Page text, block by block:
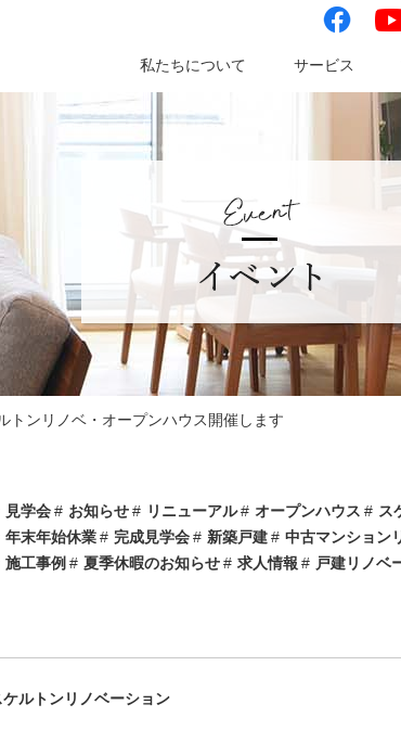
私たちについて サービス
トンリノベ・オープンハウス開催します
見学会 お知らせ リニューアル オープンハウス ス
年末年始休業
完成見学会 新築戸建 中古マンション
施工事例
夏季休暇のお知らせ 求人情報 戸建リノベ
ケルトンリノベーション